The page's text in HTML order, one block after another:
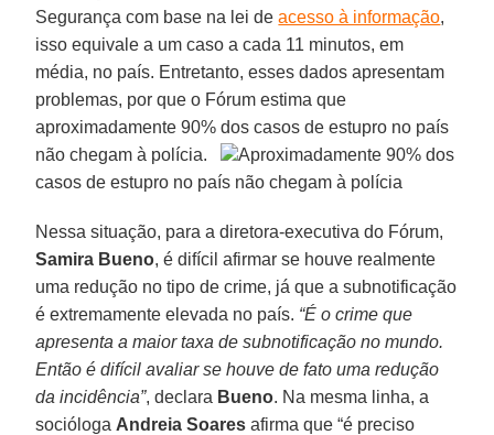
Segurança com base na lei deacesso à informação,
isso equivale a um caso a cada 11 minutos, em
média, no país. Entretanto, esses dados apresentam
problemas, por que o Fórum estima que
aproximadamente 90% dos casos de estupro no país
não chegam à polícia.
Aproximadamente 90% dos
casos de estupro no país não chegam à polícia
Nessa situação, para a diretora-executiva do Fórum,
Samira Bueno, é difícil afirmar se houve realmente
uma redução no tipo de crime, já que a subnotificação
é extremamente elevada no país. “É o crime que
apresenta a maior taxa de subnotificação no mundo.
Então é difícil avaliar se houve de fato uma redução
da incidência”, declara Bueno. Na mesma linha, a
socióloga Andreia Soares afirma que “é preciso